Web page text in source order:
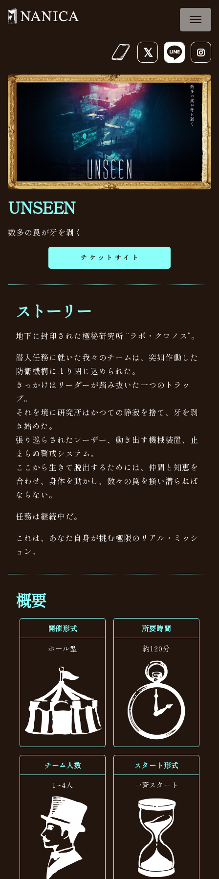
UNSEEN
数多の罠が牙を剥く
チケットサイト
ストーリー
地下に封印された極秘研究所 “ラボ・クロノス”。
潜入任務に就いた我々のチームは、突如作動した
防衛機構により閉じ込められた。
きっかけはリーダーが踏み抜いた一つのトラッ
プ。
それを境に研究所はかつての静寂を捨て、牙を剥
き始めた。
張り巡らされたレーザー、動き出す機械装置、止
まらぬ警戒システム。
ここから生きて脱出するためには、仲間と知恵を
合わせ、身体を動かし、数々の罠を掻い潜らねば
ならない。
任務は継続中だ。
これは、あなた自身が挑む極限のリアル・ミッシ
ョン。
概要
開催形式
ホール型
所要時間
約120分
チーム人数
1~4人
スタート形式
一斉スタート